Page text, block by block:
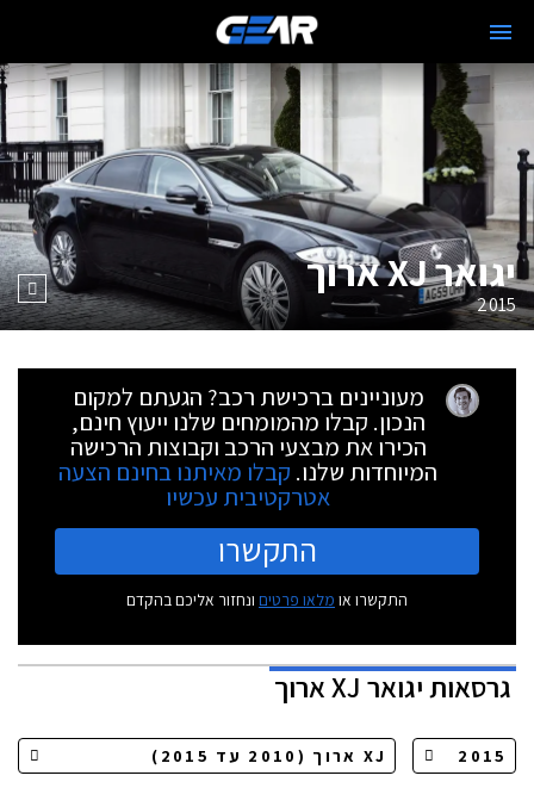
יגואר XJ ארוך
2015
מעוניינים ברכישת רכב? הגעתם למקום
הנכון. קבלו מהמומחים שלנו ייעוץ חינם,
הכירו את מבצעי הרכב וקבוצות הרכישה
המיוחדות שלנו. קבלו מאיתנו בחינם הצעה
אטרקטיבית עכשיו
התקשרו
התקשרו או מלאו פרטים ונחזור אליכם בהקדם
גרסאותיגואר XJ ארוך